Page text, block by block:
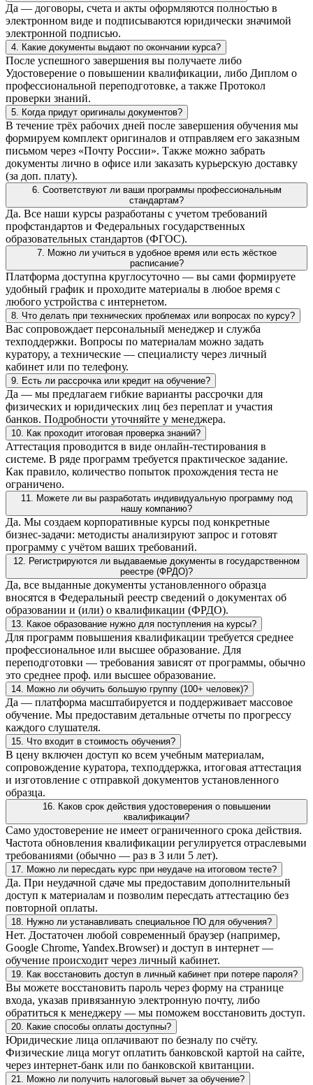
Да — договоры, счета и акты оформляются полностью в
электронном виде и подписываются юридически значимой
электронной подписью.
4. Какие документы выдают по окончании курса?
После успешного завершения вы получаете либо
Удостоверение о повышении квалификации, либо Диплом о
профессиональной переподготовке, а также Протокол
проверки знаний.
5. Когда придут оригиналы документов?
В течение трёх рабочих дней после завершения обучения мы
формируем комплект оригиналов и отправляем его заказным
письмом через «Почту России». Также можно забрать
документы лично в офисе или заказать курьерскую доставку
(за доп. плату).
6. Соответствуют ли ваши программы профессиональным
стандартам?
Да. Все наши курсы разработаны с учетом требований
профстандартов и Федеральных государственных
образовательных стандартов (ФГОС).
7. Можно ли учиться в удобное время или есть жёсткое
расписание?
Платформа доступна круглосуточно — вы сами формируете
удобный график и проходите материалы в любое время с
любого устройства с интернетом.
8. Что делать при технических проблемах или вопросах по курсу?
Вас сопровождает персональный менеджер и служба
техподдержки. Вопросы по материалам можно задать
куратору, а технические — специалисту через личный
кабинет или по телефону.
9. Есть ли рассрочка или кредит на обучение?
Да — мы предлагаем гибкие варианты рассрочки для
физических и юридических лиц без переплат и участия
банков. Подробности уточняйте у менеджера.
10. Как проходит итоговая проверка знаний?
Аттестация проводится в виде онлайн-тестирования в
системе. В ряде программ требуется практическое задание.
Как правило, количество попыток прохождения теста не
ограничено.
11. Можете ли вы разработать индивидуальную программу под
нашу компанию?
Да. Мы создаем корпоративные курсы под конкретные
бизнес-задачи: методисты анализируют запрос и готовят
программу с учётом ваших требований.
12. Регистрируются ли выдаваемые документы в государственном
реестре (ФРДО)?
Да, все выданные документы установленного образца
вносятся в Федеральный реестр сведений о документах об
образовании и (или) о квалификации (ФРДО).
13. Какое образование нужно для поступления на курсы?
Для программ повышения квалификации требуется среднее
профессиональное или высшее образование. Для
переподготовки — требования зависят от программы, обычно
это среднее проф. или высшее образование.
14. Можно ли обучить большую группу (100+ человек)?
Да — платформа масштабируется и поддерживает массовое
обучение. Мы предоставим детальные отчеты по прогрессу
каждого слушателя.
15. Что входит в стоимость обучения?
В цену включен доступ ко всем учебным материалам,
сопровождение куратора, техподдержка, итоговая аттестация
и изготовление с отправкой документов установленного
образца.
16. Каков срок действия удостоверения о повышении
квалификации?
Само удостоверение не имеет ограниченного срока действия.
Частота обновления квалификации регулируется отраслевыми
требованиями (обычно — раз в 3 или 5 лет).
17. Можно ли пересдать курс при неудаче на итоговом тесте?
Да. При неудачной сдаче мы предоставим дополнительный
доступ к материалам и позволим пересдать аттестацию без
повторной оплаты.
18. Нужно ли устанавливать специальное ПО для обучения?
Нет. Достаточен любой современный браузер (например,
Google Chrome, Yandex.Browser) и доступ в интернет —
обучение происходит через личный кабинет.
19. Как восстановить доступ в личный кабинет при потере пароля?
Вы можете восстановить пароль через форму на странице
входа, указав привязанную электронную почту, либо
обратиться к менеджеру — мы поможем восстановить доступ.
20. Какие способы оплаты доступны?
Юридические лица оплачивают по безналу по счёту.
Физические лица могут оплатить банковской картой на сайте,
через интернет-банк или по банковской квитанции.
21. Можно ли получить налоговый вычет за обучение?